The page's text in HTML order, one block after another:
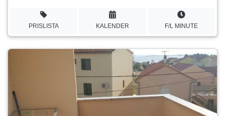
PRISLISTA KALENDER F/L MINUTE